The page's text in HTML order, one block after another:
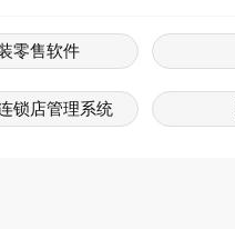
零售软件
锁店管理系统